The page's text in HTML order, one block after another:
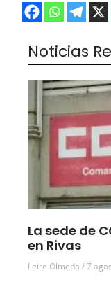
Noticias
La sede de
en Rivas
Leire Olmeda 7